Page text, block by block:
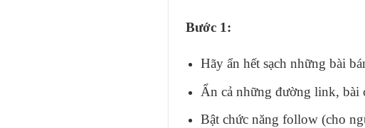
Bước 1:
Hãy ẩn hết sạch những bài
Ẩn cả những đường link, bài
Bật chức năng follow (cho